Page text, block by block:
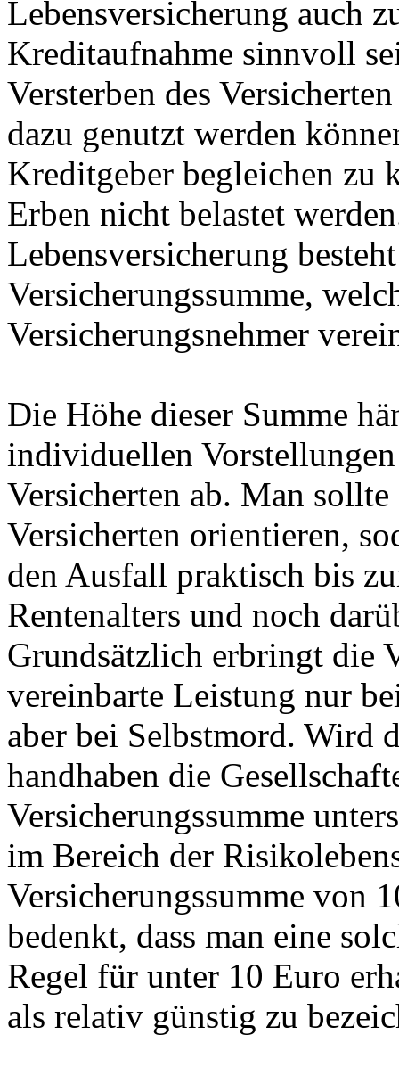
Lebensversicherung auch
Kreditaufnahme sinnvoll
Versterben des
dazu genutzt werden
Kreditgeber begleichen zu
Erben nicht belastet
Lebensversicherung
Versicherungssumme,
Versicherungsnehmer
Die Höhe dieser Summe
individuellen
Versicherten ab. Man
Versicherten orientieren,
den Ausfall praktisch bis
Rentenalters und noch
Grundsätzlich erbringt die
vereinbarte Leistung nur
aber bei Selbstmord. Wird
handhaben die
Versicherungssumme
im Bereich der
Versicherungssumme von
bedenkt, dass man eine
Regel für unter 10 Euro
als relativ günstig zu